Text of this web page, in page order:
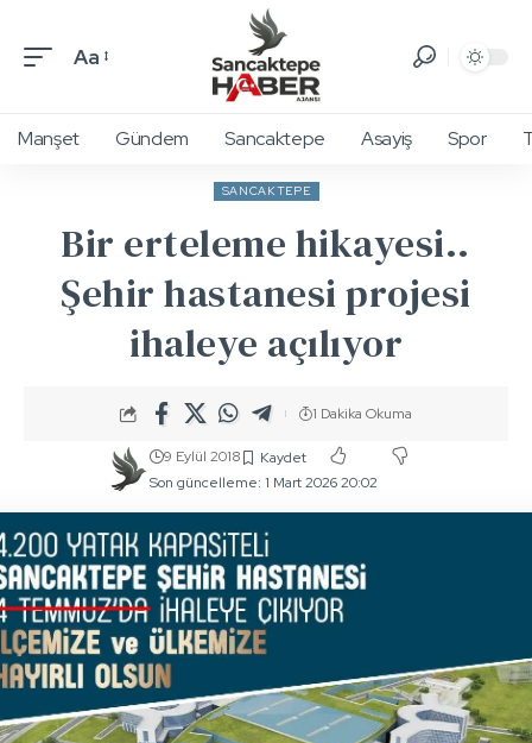
Aa
Manşet Gündem Sancaktepe Asayiş Spor
SANCAKTEPE
Bir erteleme hikayesi..
Şehir hastanesi projesi
ihaleye açılıyor
Son güncelleme: 1 Mart 2026 20:02
9 Eylül 2018
1 Dakika Okuma